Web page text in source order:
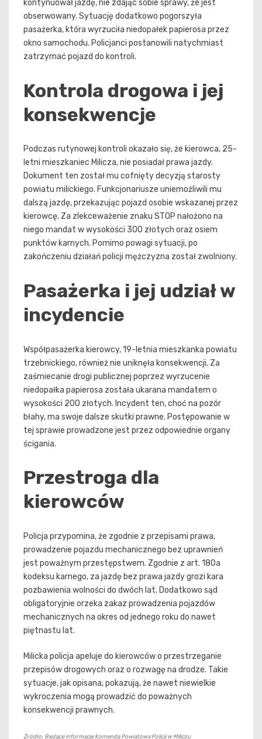
kontynuował jazdę, nie zdając sobie sprawy, że jest
obserwowany. Sytuację dodatkowo pogorszyła
pasażerka, która wyrzuciła niedopałek papierosa przez
okno samochodu. Policjanci postanowili natychmiast
zatrzymać pojazd do kontroli.
Kontrola drogowa i jej
konsekwencje
Podczas rutynowej kontroli okazało się, że kierowca, 25-
letni mieszkaniec Milicza, nie posiadał prawa jazdy.
Dokument ten został mu cofnięty decyzją starosty
powiatu milickiego. Funkcjonariusze uniemożliwili mu
dalszą jazdę, przekazując pojazd osobie wskazanej przez
kierowcę. Za zlekceważenie znaku STOP nałożono na
niego mandat w wysokości 300 złotych oraz osiem
punktów karnych. Pomimo powagi sytuacji, po
zakończeniu działań policji mężczyzna został zwolniony.
Pasażerka i jej udział w
incydencie
Współpasażerka kierowcy, 19-letnia mieszkanka powiatu
trzebnickiego, również nie uniknęła konsekwencji. Za
zaśmiecanie drogi publicznej poprzez wyrzucenie
niedopałka papierosa została ukarana mandatem o
wysokości 200 złotych. Incydent ten, choć na pozór
błahy, ma swoje dalsze skutki prawne. Postępowanie w
tej sprawie prowadzone jest przez odpowiednie organy
ścigania.
Przestroga dla
kierowców
Policja przypomina, że zgodnie z przepisami prawa,
prowadzenie pojazdu mechanicznego bez uprawnień
jest poważnym przestępstwem. Zgodnie z art. 180a
kodeksu karnego, za jazdę bez prawa jazdy grozi kara
pozbawienia wolności do dwóch lat. Dodatkowo sąd
obligatoryjnie orzeka zakaz prowadzenia pojazdów
mechanicznych na okres od jednego roku do nawet
piętnastu lat.
Milicka policja apeluje do kierowców o przestrzeganie
przepisów drogowych oraz o rozwagę na drodze. Takie
sytuacje, jak opisana, pokazują, że nawet niewielkie
wykroczenia mogą prowadzić do poważnych
konsekwencji prawnych.
Źródło: Bieżące informacje Komenda Powiatowa Policji w Miliczu